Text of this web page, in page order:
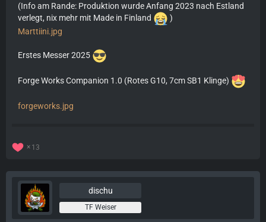
(Info am Rande: Produktion wurde Anfang 2023 nach Estland
verlegt, nix mehr mit Made in Finland
)
Marttiini.jpg
Erstes Messer 2025
Forge Works Companion 1.0 (Rotes G10, 7cm SB1 Klinge)
forgeworks.jpg
13
dischu
TF Weiser